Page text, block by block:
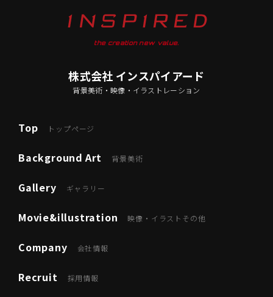
the creation new value.
株式会社 インスパイアード
背景美術・映像・イラストレーション
Top トップページ
Background Art 背景美術
Gallery ギャラリー
Movie&illustration 映像・イラストその他
Company 会社情報
Recruit 採用情報